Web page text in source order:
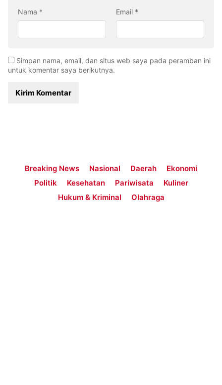
Nama * Email *
Simpan nama, email, dan situs web saya pada peramban ini
untuk komentar saya berikutnya.
Breaking News Nasional Daerah
Ekonomi
Politik
Kesehatan Pariwisata
Kuliner
Hukum & Kriminal
Olahraga